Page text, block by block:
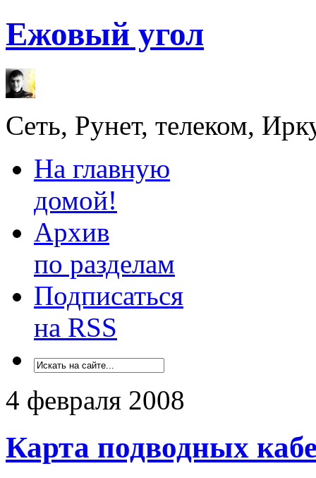
Ежовый угол
Сеть, Рунет, телеком,
На главную
домой!
Архив
по разделам
Подписаться
на RSS
4 февраля 2008
Карта подводных